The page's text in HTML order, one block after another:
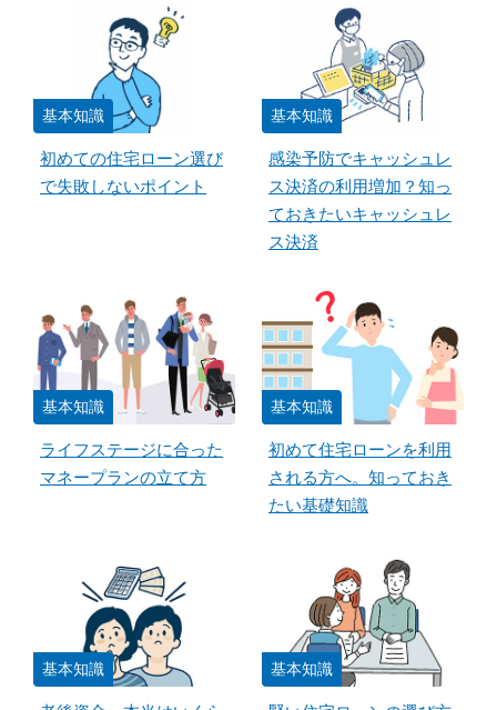
基本知識
初めての住宅ローン選び
で失敗しないポイント
基本知識
感染予防でキャッシュレ
ス決済の利用増加？知っ
ておきたいキャッシュレ
ス決済
基本知識
ライフステージに合った
マネープランの立て方
基本知識
初めて住宅ローンを利用
される方へ。知っておき
たい基礎知識
基本知識 基本知識